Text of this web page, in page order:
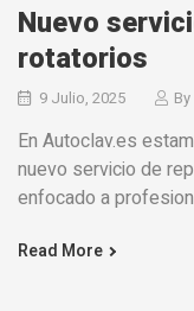
Nuevo
rotatorios
9 Julio, 2025 By
En Autoclav.es
nuevo servicio de
enfocado a
Read More